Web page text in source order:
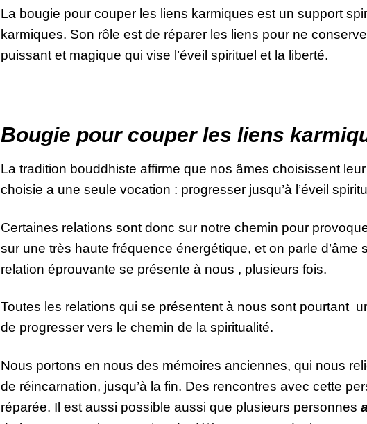
La bougie pour couper les liens karmiques est un support
karmiques. Son rôle est de réparer les liens pour ne
puissant et magique qui vise l’éveil spirituel et la liberté.
Bougie pour couper les liens
La tradition bouddhiste affirme que nos âmes choisissent
choisie a une seule vocation : progresser jusqu’à l’éveil
Certaines relations sont donc sur notre chemin pour
sur une très haute fréquence énergétique, et on parle
relation éprouvante se présente à nous , plusieurs fois.
Toutes les relations qui se présentent à nous sont pourtant
de progresser vers le chemin de la spiritualité.
Nous portons en nous des mémoires anciennes, qui nous
de réincarnation, jusqu’à la fin. Des rencontres avec cette
réparée. Il est aussi possible aussi que plusieurs personnes